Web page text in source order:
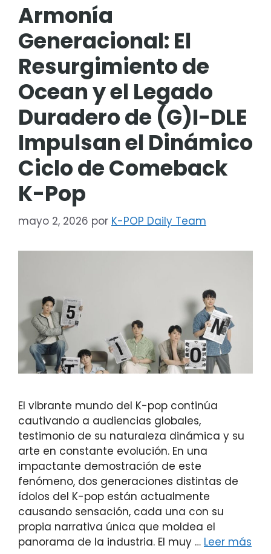
Armonía
Generacional: El
Resurgimiento de
Ocean y el Legado
Duradero de (G)I-DLE
Impulsan el Dinámico
Ciclo de Comeback
K-Pop
mayo 2, 2026 por K-POP Daily Team
El vibrante mundo del K-pop continúa
cautivando a audiencias globales,
testimonio de su naturaleza dinámica y su
arte en constante evolución. En una
impactante demostración de este
fenómeno, dos generaciones distintas de
ídolos del K-pop están actualmente
causando sensación, cada una con su
propia narrativa única que moldea el
panorama de la industria. El muy … Leer más